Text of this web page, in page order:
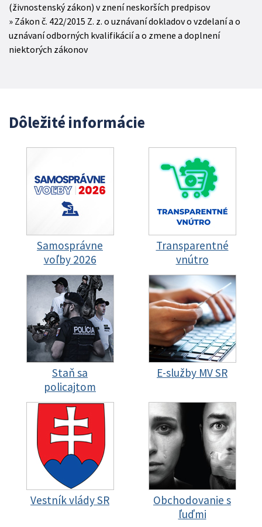
(živnostenský zákon) v znení neskorších predpisov
Zákon č. 422/2015 Z. z. o uznávaní dokladov o vzdelaní a o
uznávaní odborných kvalifikácií a o zmene a doplnení
niektorých zákonov
Dôležité informácie
Samosprávne
voľby 2026
Transparentné
vnútro
Staň sa
policajtom
E-služby MV SR
Vestník vlády SR
Obchodovanie s
ľuďmi